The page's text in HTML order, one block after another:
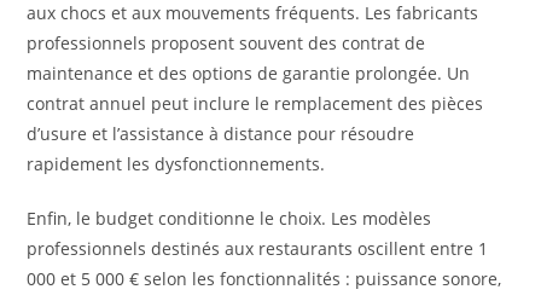
aux chocs et aux mouvements fréquents. Les fabricants
professionnels proposent souvent des contrat de
maintenance et des options de garantie prolongée. Un
contrat annuel peut inclure le remplacement des pièces
d’usure et l’assistance à distance pour résoudre
rapidement les dysfonctionnements.
Enfin, le budget conditionne le choix. Les modèles
professionnels destinés aux restaurants oscillent entre 1
000 et 5 000 € selon les fonctionnalités : puissance sonore,